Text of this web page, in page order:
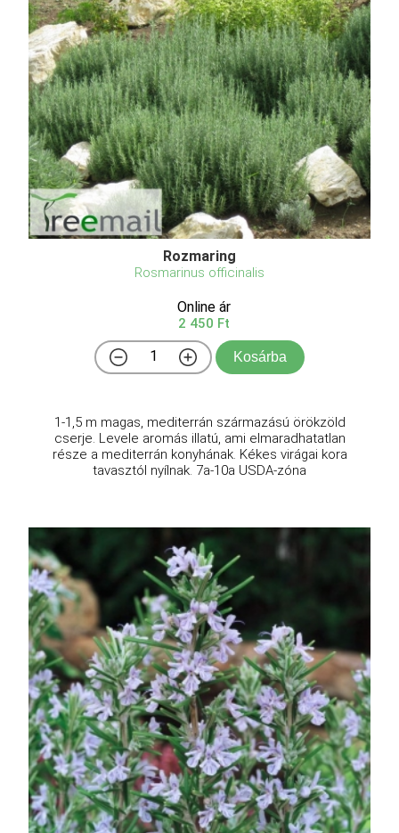
Rozmaring
Rosmarinus officinalis
Online ár
2 450 Ft
Kosárba
1-1,5 m magas, mediterrán származású örökzöld
cserje. Levele aromás illatú, ami elmaradhatatlan
része a mediterrán konyhának. Kékes virágai kora
tavasztól nyílnak. 7a-10a USDA-zóna